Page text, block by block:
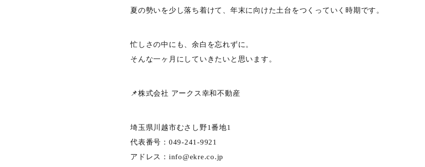
夏の勢いを少し落ち着けて、年末に向けた土台をつくっていく時期です。
忙しさの中にも、余白を忘れずに。
そんな一ヶ月にしていきたいと思います。
📌株式会社 アークス幸和不動産
埼玉県川越市むさし野1番地1
代表番号：049-241-9921
アドレス： info@ekre.co.jp